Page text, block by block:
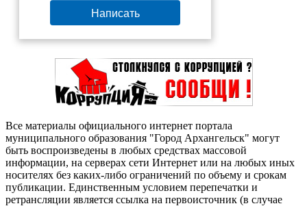
Написать
Все материалы официального интернет портала
муниципального образования "Город Архангельск" могут
быть воспроизведены в любых средствах массовой
информации, на серверах сети Интернет или на любых иных
носителях без каких-либо ограничений по объему и срокам
публикации. Единственным условием перепечатки и
ретрансляции является ссылка на первоисточник (в случае